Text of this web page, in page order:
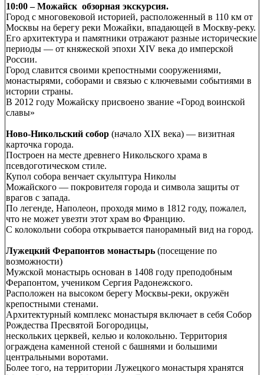
10:00– Можайск обзорная экскурсия.
Город с многовековой историей, расположенный в 110 км от
Москвы на берегу реки Можайки, впадающей в Москву-реку.
Его архитектура и памятники отражают разные исторические
периоды — от княжеской эпохи XIV века до имперской
России.
Город славится своими крепостными сооружениями,
монастырями, соборами и связью с ключевыми событиями в
истории страны.
В 2012 году Можайску присвоено звание «Город воинской
славы»
Ново-Никольский собор (начало XIX века) — визитная
карточка города.
Построен на месте древнего Никольского храма в
псевдоготическом стиле.
Купол собора венчает скульптура Николы
Можайского — покровителя города и символа защиты от
врагов с запада.
По легенде, Наполеон, проходя мимо в 1812 году, пожалел,
что не может увезти этот храм во Францию.
С колокольни собора открывается панорамный вид на город.
Лужецкий Ферапонтов монастырь (посещение по
возможности)
Мужской монастырь основан в 1408 году преподобным
Ферапонтом, учеником Сергия Радонежского.
Расположен на высоком берегу Москвы-реки, окружён
крепостными стенами.
Архитектурный комплекс монастыря включает в себя Собор
Рождества Пресвятой Богородицы,
нескольких церквей, келью и колокольню. Территория
ограждена каменной стеной с башнями и большими
центральными воротами.
Более того, на территории Лужецкого монастыря хранятся